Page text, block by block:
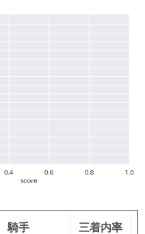
騎手 三着内率